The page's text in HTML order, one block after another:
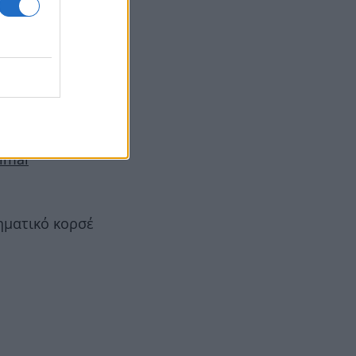
πραγματική
κορσέ